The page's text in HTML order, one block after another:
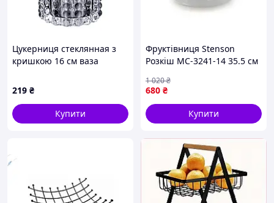
Цукерниця стеклянная з
кришкою 16 см ваза
219 ₴
Купити
Фруктівниця Stenson
Розкіш MС-3241-14 35.5 см
680 ₴
1 020₴
Купити